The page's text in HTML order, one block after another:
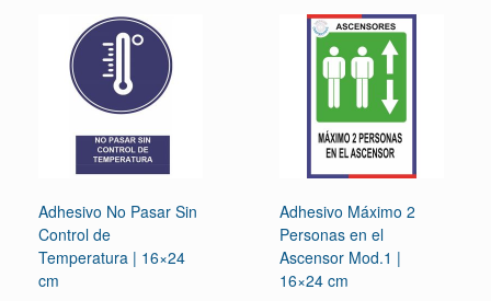
Adhesivo No Pasar Sin
Control de
Temperatura | 16×24
cm
Adhesivo Máximo 2
Personas en el
Ascensor Mod.1 |
16×24 cm